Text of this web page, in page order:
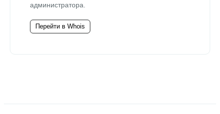
администратора.
Перейти в Whois